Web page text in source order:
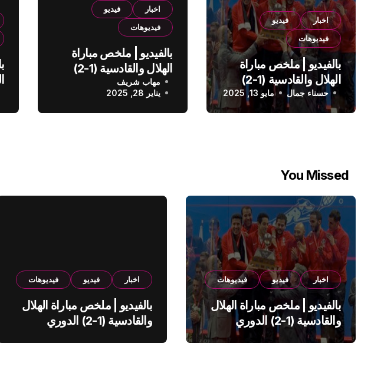
اخبار
فيديو
فيديوهات
بالفيديو | ملخص مباراة
الهلال والقادسية (1-2)
الدوري السعودي
حسناء جمال مايو 13, 2025
اخبار
فيديو
فيديوهات
بالفيديو | ملخص مباراة
الهلال والقادسية (1-2)
الدوري السعودي
مهاب شريف
يناير 28, 2025
You Missed
اخبار فيديو فيديوهات
بالفيديو | ملخص مباراة الهلال
والقادسية (1-2) الدوري
السعودي
اخبار فيديو فيديوهات
بالفيديو | ملخص مباراة الهلال
والقادسية (1-2) الدوري